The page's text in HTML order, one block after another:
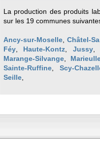
La production des produits
sur les 19 communes
Ancy-sur-Moselle ,Châtel-
Féy
Haute-Kontz Jussy
Marange-Silvange
Sainte-Ruffine
Scy-
Seille